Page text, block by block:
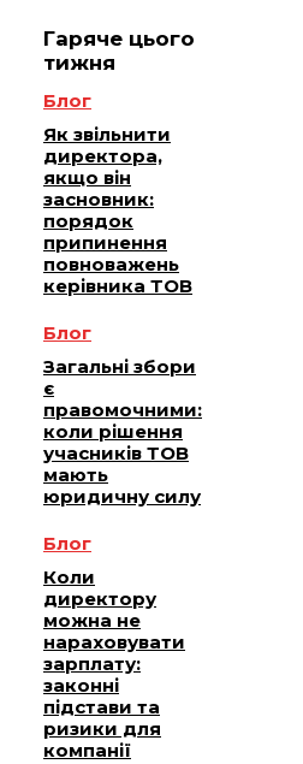
Гаряче цього
тижня
Блог
Як звільнити
директора,
якщо він
засновник:
порядок
припинення
повноважень
керівника ТОВ
Блог
Загальні збори
є
правомочними:
коли рішення
учасників ТОВ
мають
юридичну силу
Блог
Коли
директору
можна не
нараховувати
зарплату:
законні
підстави та
ризики для
компанії